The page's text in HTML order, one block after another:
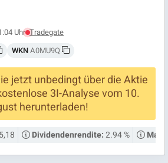
Uhr Tradegate
WKNA0MU9Q
jetzt unbedingt über die Aktie
3I-Analyse vom 10.
herunterladen!
5,18 Dividendenrendite:2.94 %